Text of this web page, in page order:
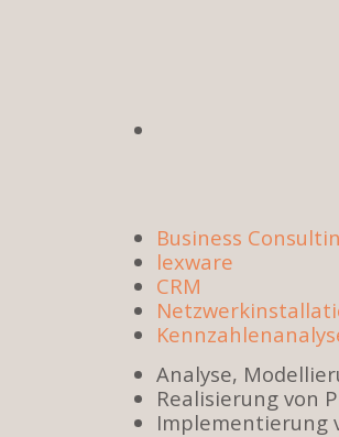
Business
lexware
CRM
Analyse,
Realisierung von
Implementierung